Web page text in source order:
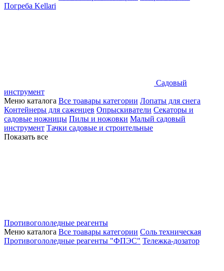
Погреба Kellari
Садовый
инструмент
Меню каталога Все тоавары категории Лопаты для снега
Контейнеры для саженцев Опрыскиватели Секаторы и
садовые ножницы Пилы и ножовки Малый садовый
инструмент Тачки садовые и строительные
Показать все
Противогололедные реагенты
Меню каталога Все тоавары категории Соль техническая
Противогололедные реагенты "ФПЭС" Тележка-дозатор